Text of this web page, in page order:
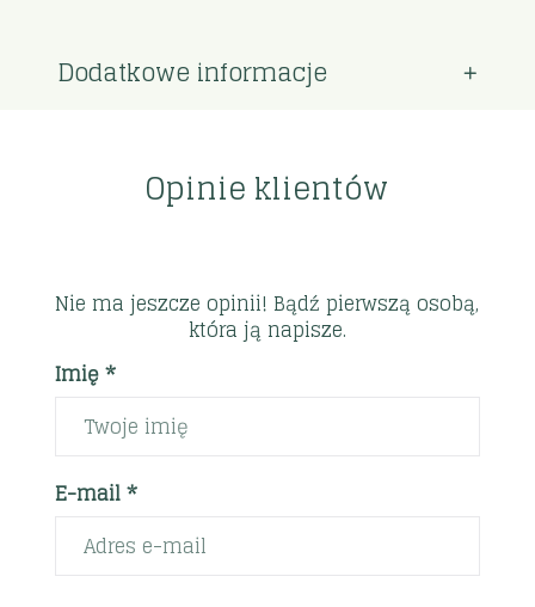
Dodatkowe informacje
Opinie klientów
Nie ma jeszcze opinii! Bądź pierwszą osobą,
która ją napisze.
Imię *
E-mail *